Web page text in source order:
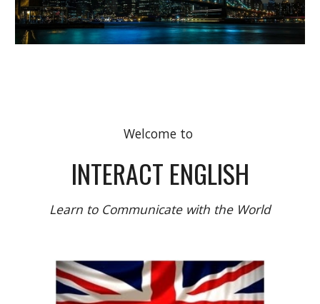
Welcome to
INTERACT ENGLISH
Learn to Communicate with the World